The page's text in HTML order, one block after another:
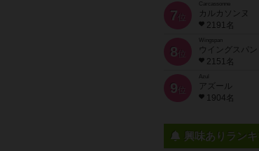
7 位
Carcassonne
カルカソンヌ
2191名
8 位
Wingspan
ウイングスパン
2151名
9 位
Azul
アズール
1904名
興味ありラン